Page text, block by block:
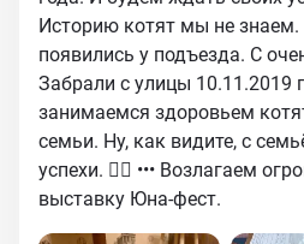
Историю котят мы не
появились у подъезда. С
Забрали с улицы 10.11.2019
занимаемся здоровьем
семьи. Ну, как видите, с
успехи. 🤷‍♀️ ••• Возлагаем
выставку Юна-фест.